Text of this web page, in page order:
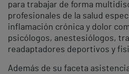
para trabajar de forma
profesionales de la salud
inflamación crónica y dolor
psicólogos, anestesiólogos,
readaptadores deportivos y
Además de su faceta